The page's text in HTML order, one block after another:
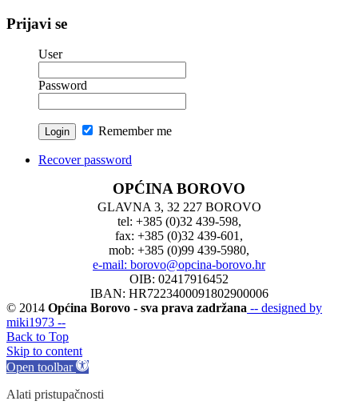
Prijavi se
User
Password
Remember me
Recover password
OPĆINA BOROVO
GLAVNA 3, 32 227 BOROVO
tel: +385 (0)32 439-598,
fax: +385 (0)32 439-601,
mob: +385 (0)99 439-5980,
e-mail: borovo@opcina-borovo.hr
OIB: 02417916452
IBAN: HR7223400091802900006
© 2014 Općina Borovo - sva prava zadržana -- designed by
miki1973 --
Back to Top
Skip to content
Open toolbar
Alati pristupačnosti